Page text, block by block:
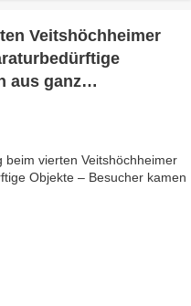
Veitshöchheimer
aus ganz